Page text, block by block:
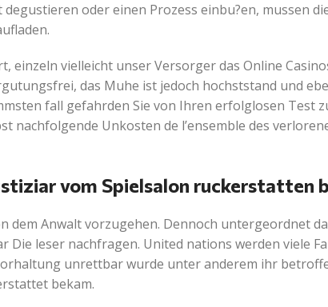
oder einen Prozess einbu?en, mussen
einzeln vielleicht unser Versorger das Online
das Muhe ist jedoch hochststand und
fall gefahrden Sie von Ihren erfolglosen Test
nachfolgende Unkosten de l’ensemble des
vom Spielsalon ruckerstatten
dem Anwalt vorzugehen. Dennoch untergeordnet
Die leser nachfragen. United nations werden viele
unrettbar wurde unter anderem ihr
bekam.